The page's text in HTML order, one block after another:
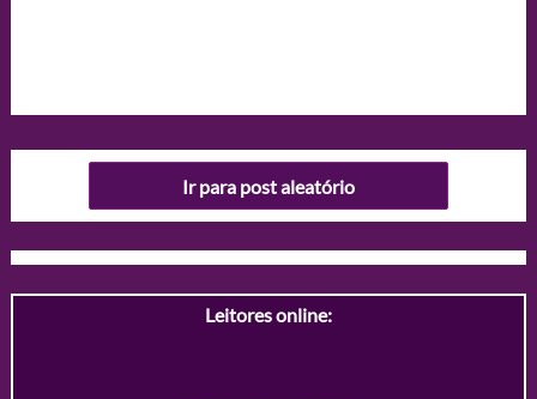
Ir para post aleatório
Leitores online: